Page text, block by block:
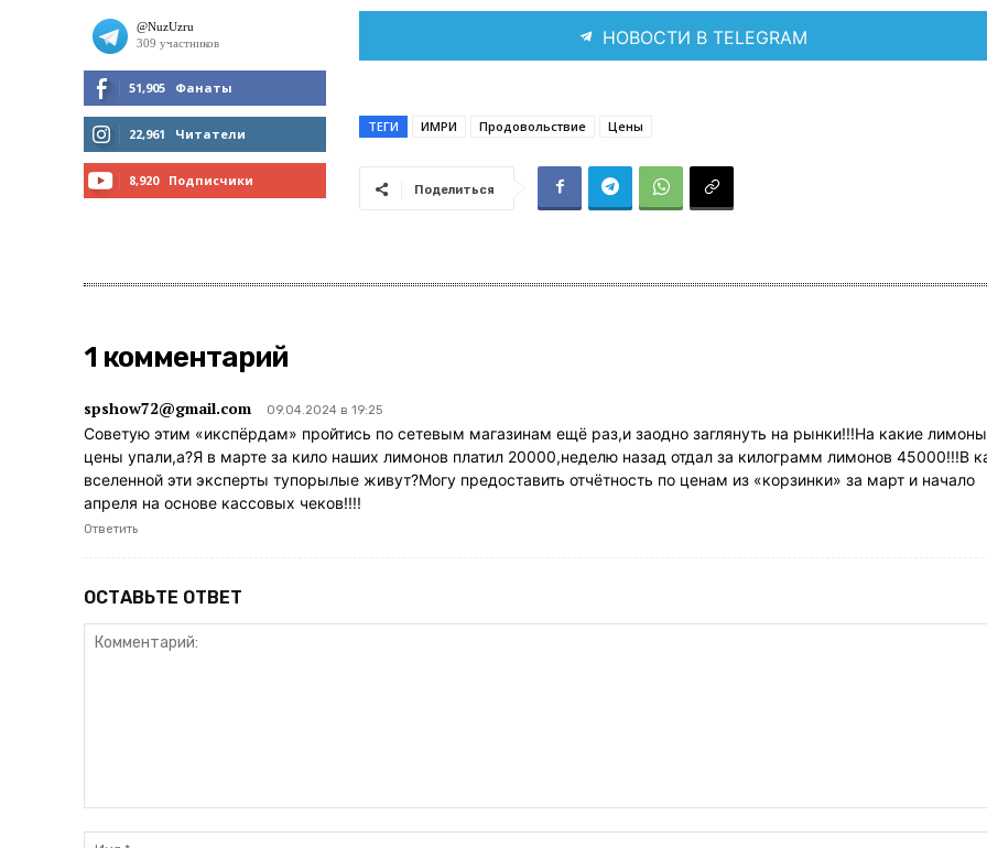
51,905 Фанаты
МНЕ НРАВИТСЯ
22,961 Читатели
8,920 Подписчики
НОВОСТИ В TELEGRAM
ТЕГИ ИМРИ Продовольствие Цены
Поделиться
1 комментарий
spshow72@gmail.com 09.04.2024 в 19:25
Советую этим «икспёрдам» пройтись по сетевым магазинам ещё раз,и заодно заглянуть на рынки!!!На какие лимоны
цены упали,а?Я в марте за кило наших лимонов платил 20000,неделю назад отдал за килограмм лимонов 45000!!!В
вселенной эти эксперты тупорылые живут?Могу предоставить отчётность по ценам из «корзинки» за март и начало
апреля на основе кассовых чеков!!!!
Ответить
ОСТАВЬТЕ ОТВЕТ